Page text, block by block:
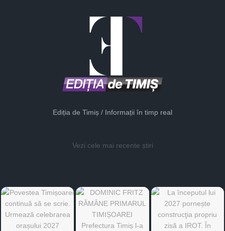
Ediția de Timiș / Informații în timp real
Vezi cele mai recente știri